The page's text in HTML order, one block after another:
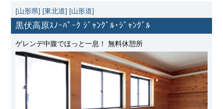
[山形県] [東北道] [山形道]
黒伏高原ｽﾉｰﾊﾟｰｸ ｼﾞｬﾝｸﾞﾙ･ｼﾞｬﾝｸﾞﾙ
ゲレンデ中腹でほっと一息！ 無料休憩所